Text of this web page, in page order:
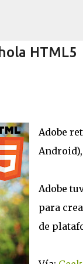
PSD
HTML5
Adobe
Adobe
para
de